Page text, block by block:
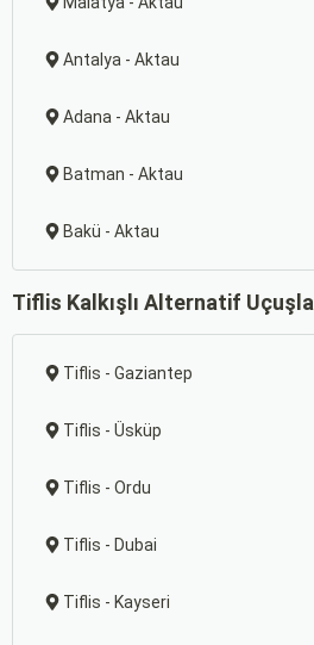
Antalya - Aktau
Adana - Aktau
Batman - Aktau
Bakü - Aktau
Tiflis Kalkışlı Alternatif
Tiflis - Gaziantep
Tiflis - Üsküp
Tiflis - Ordu
Tiflis - Dubai
Tiflis - Kayseri